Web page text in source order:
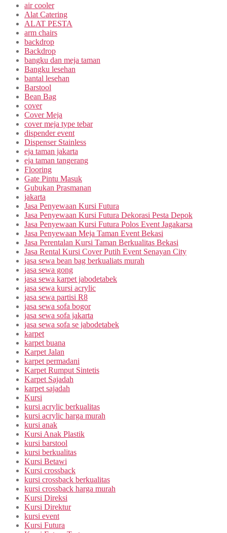
air cooler
Alat Catering
ALAT PESTA
arm chairs
backdrop
Backdrop
bangku dan meja taman
Bangku lesehan
bantal lesehan
Barstool
Bean Bag
cover
Cover Meja
cover meja type tebar
dispender event
Dispenser Stainless
eja taman jakarta
eja taman tangerang
Flooring
Gate Pintu Masuk
Gubukan Prasmanan
jakarta
Jasa Penyewaan Kursi Futura
Jasa Penyewaan Kursi Futura Dekorasi Pesta Depok
Jasa Penyewaan Kursi Futura Polos Event Jagakarsa
Jasa Penyewaan Meja Taman Event Bekasi
Jasa Perentalan Kursi Taman Berkualitas Bekasi
Jasa Rental Kursi Cover Putih Event Senayan City
jasa sewa bean bag berkualiats murah
jasa sewa gong
jasa sewa karpet jabodetabek
jasa sewa kursi acrylic
jasa sewa partisi R8
jasa sewa sofa bogor
jasa sewa sofa jakarta
jasa sewa sofa se jabodetabek
karpet
karpet buana
Karpet Jalan
karpet permadani
Karpet Rumput Sintetis
Karpet Sajadah
karpet sajadah
Kursi
kursi acrylic berkualitas
kursi acrylic harga murah
kursi anak
Kursi Anak Plastik
kursi barstool
kursi berkualitas
Kursi Betawi
Kursi crossback
kursi crossback berkualitas
kursi crossback harga murah
Kursi Direksi
Kursi Direktur
kursi event
Kursi Futura